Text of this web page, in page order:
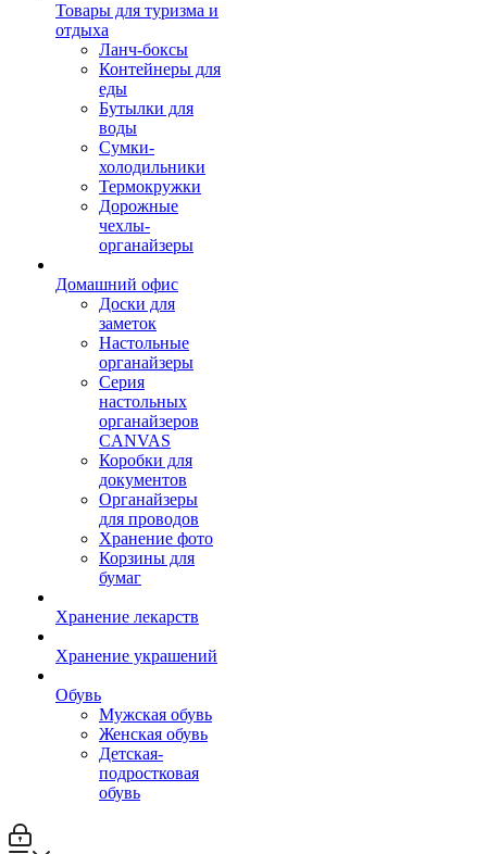
Товары для туризма и
отдыха
Ланч-боксы
Контейнеры для
еды
Бутылки для
воды
Сумки-
холодильники
Термокружки
Дорожные
чехлы-
органайзеры
Домашний офис
Доски для
заметок
Настольные
органайзеры
Серия
настольных
органайзеров
CANVAS
Коробки для
документов
Органайзеры
для проводов
Хранение фото
Корзины для
бумаг
Хранение лекарств
Хранение украшений
Обувь
Мужская обувь
Женская обувь
Детская-
подростковая
обувь